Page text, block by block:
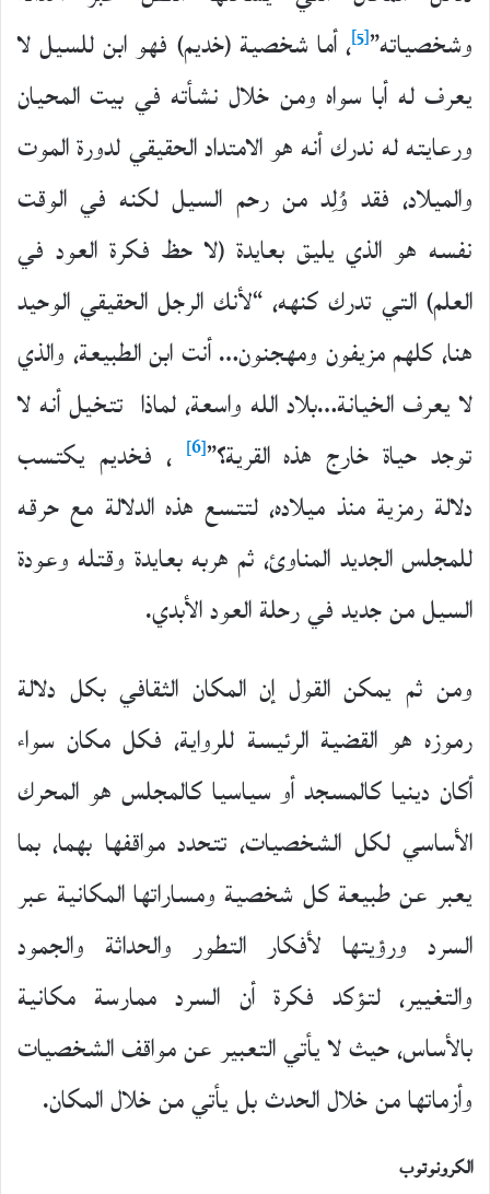
وشخصياته”[5] ، أما شخصية (خديم) فهو ابن للسيل لا
يعرف له أبا سواه ومن خلال نشأته في بيت المحيان
ورعايته له ندرك أنه هو الامتداد الحقيقي لدورة الموت
والميلاد، فقد وُلِد من رحم السيل لكنه في الوقت
نفسه هو الذي يليق بعايدة (لا حظ فكرة العود في
العلم) التي تدرك كنهه، “لأنك الرجل الحقيقي الوحيد
هنا، كلهم مزيفون ومهجنون… أنت ابن الطبيعة، والذي
لا يعرف الخيانة…بلاد الله واسعة، لماذا تتخيل أنه لا
توجد حياة خارج هذه القرية؟”[6]
، فخديم يكتسب
دلالة رمزية منذ ميلاده، لتتسع هذه الدلالة مع حرقه
للمجلس الجديد المناوئ، ثم هربه بعايدة وقتله وعودة
السيل من جديد في رحلة العود الأبدي.
ومن ثم يمكن القول إن المكان الثقافي بكل دلالة
رموزه هو القضية الرئيسة للرواية، فكل مكان سواء
أكان دينيا كالمسجد أو سياسيا كالمجلس هو المحرك
الأساسي لكل الشخصيات، تتحدد مواقفها بهما، بما
يعبر عن طبيعة كل شخصية ومساراتها المكانية عبر
السرد ورؤيتها لأفكار التطور والحداثة والجمود
والتغيير، لتؤكد فكرة أن السرد ممارسة مكانية
بالأساس، حيث لا يأتي التعبير عن مواقف الشخصيات
وأزماتها من خلال الحدث بل يأتي من خلال المكان.
الكرونوتوب